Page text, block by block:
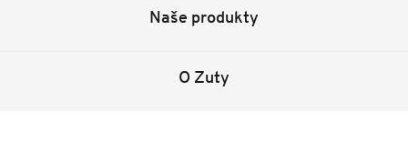
Naše produkty
O Zuty